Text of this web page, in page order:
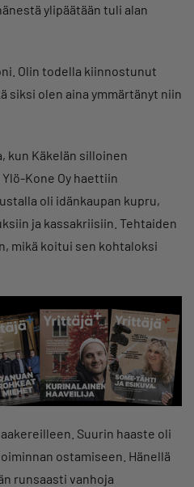
ylipäätään tuli alan
Olin todella kiinnostunut
siksi olen aina ymmärtänyt niin
kun Käkelän silloinen
Kone Oy haettiin
oli idänkaupan kupru,
ja kassakriisiin. Tehtaiden
mikä koitui sen kohtaloksi
Suurin haaste oli
ostamiseen. Hänellä
runsaasti vanhoja